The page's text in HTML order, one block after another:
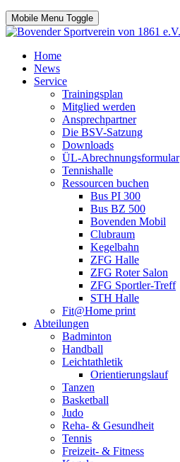
Mobile Menu Toggle
Home
News
Service
Trainingsplan
Mitglied werden
Ansprechpartner
Die BSV-Satzung
Downloads
ÜL-Abrechnungsformular
Tennishalle
Ressourcen buchen
Bus PI 300
Bus BZ 500
Bovenden Mobil
Clubraum
Kegelbahn
ZFG Halle
ZFG Roter Salon
ZFG Sportler-Treff
STH Halle
Fit@Home print
Abteilungen
Badminton
Handball
Leichtathletik
Orientierungslauf
Tanzen
Basketball
Judo
Reha- & Gesundheit
Tennis
Freizeit- & Fitness